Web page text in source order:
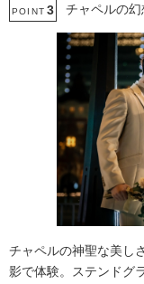
POINT 3 チャペルの幻
チャペルの神聖な美し
影で体験。ステンドグ